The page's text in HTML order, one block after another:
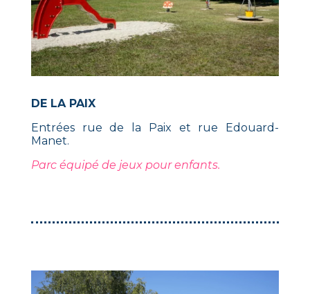
DE LA PAIX
Entrées rue de la Paix et rue Edouard-
Manet.
Parc équipé de jeux pour enfants.